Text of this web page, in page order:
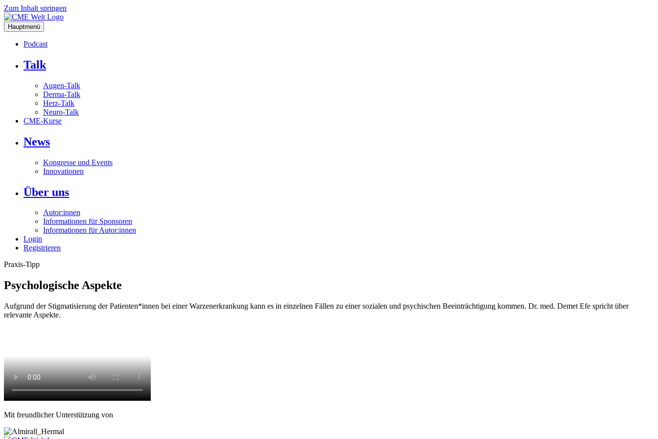
Zum Inhalt springen
Hauptmenü
Podcast
Talk
Augen-Talk
Derma-Talk
Herz-Talk
Neuro-Talk
CME-Kurse
News
Kongresse und Events
Innovationen
Über uns
Autor:innen
Informationen für Sponsoren
Informationen für Autor:innen
Login
Registrieren
Praxis-Tipp
Psychologische Aspekte
Aufgrund der Stigmatisierung der Patienten*innen bei einer Warzenerkrankung kann es in einzelnen Fällen zu einer sozialen und psychischen Beeinträchtigung kommen. Dr. med. Demet Efe spricht über
relevante Aspekte.
Mit freundlicher Unterstützung von